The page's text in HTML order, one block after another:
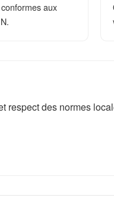
aux
des normes